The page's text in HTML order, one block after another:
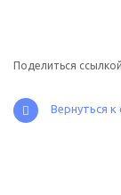
Поделиться
Вернуться к